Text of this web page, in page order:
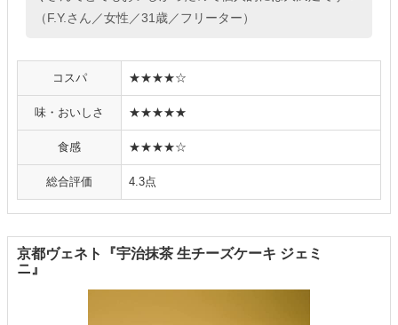
（F.Y.さん／女性／31歳／フリーター）
コスパ ★★★★☆
味・おいしさ ★★★★★
食感 ★★★★☆
総合評価 4.3点
京都ヴェネト『宇治抹茶 生チーズケーキ ジェミ
ニ』